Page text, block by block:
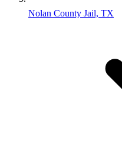
Nolan County Jail, TX